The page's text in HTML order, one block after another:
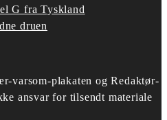
G fra Tyskland
druen
varsom-plakaten og Redaktør-
ansvar for tilsendt materiale